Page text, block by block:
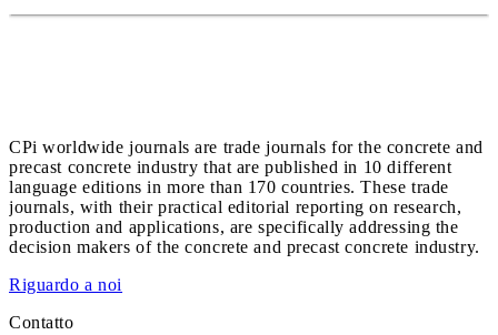
CPi worldwide journals are trade journals for the concrete and
precast concrete industry that are published in 10 different
language editions in more than 170 countries. These trade
journals, with their practical editorial reporting on research,
production and applications, are specifically addressing the
decision makers of the concrete and precast concrete industry.
Riguardo a noi
Contatto